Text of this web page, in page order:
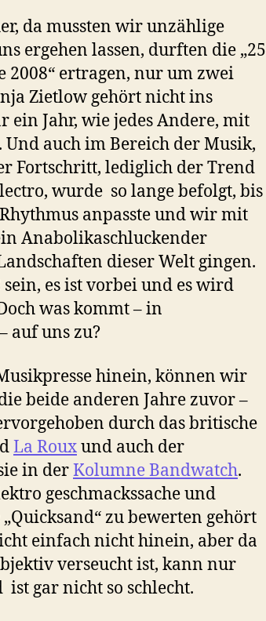
da mussten wir unzählige
ergehen lassen, durften die „25
2008“ ertragen, nur um zwei
Zietlow gehört nicht ins
ein Jahr, wie jedes Andere, mit
auch im Bereich der Musik,
Fortschritt, lediglich der Trend
wurde so lange befolgt, bis
anpasste und wir mit
Anabolikaschluckender
dieser Welt gingen.
es ist vorbei und es wird
was kommt – in
auf uns zu?
hinein, können wir
beide anderen Jahre zuvor –
durch das britische
La Rouxund auch der
in derKolumne Bandwatch.
geschmackssache und
„Quicksand“ zu bewerten gehört
einfach nicht hinein, aber da
verseucht ist, kann nur
ist gar nicht so schlecht.